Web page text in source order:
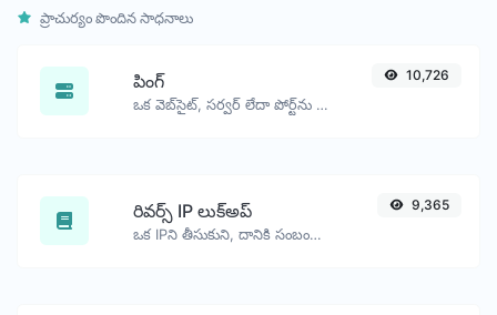
ప్రాచుర్యం పొందిన సాధనాలు
పింగ్
ఒక వెబ్‌సైట్, సర్వర్ లేదా పోర్ట్‌ను పింగ్ చేయండి.
10,726
రివర్స్ IP లుక్‌అప్
ఒక IPని తీసుకుని, దానికి సంబంధించి ఉన్న డొమైన్/హోస్ట్‌ను చూడండి.
9,365